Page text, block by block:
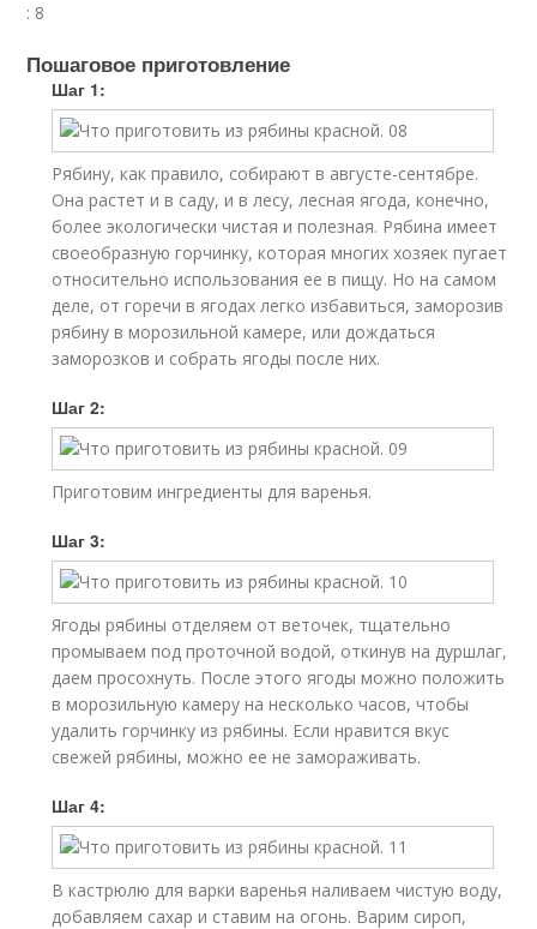
: 8
Пошаговое приготовление
Шаг 1:
Рябину, как правило, собирают в августе-сентябре.
Она растет и в саду, и в лесу, лесная ягода, конечно,
более экологически чистая и полезная. Рябина имеет
своеобразную горчинку, которая многих хозяек пугает
относительно использования ее в пищу. Но на самом
деле, от горечи в ягодах легко избавиться, заморозив
рябину в морозильной камере, или дождаться
заморозков и собрать ягоды после них.
Шаг 2:
Приготовим ингредиенты для варенья.
Шаг 3:
Ягоды рябины отделяем от веточек, тщательно
промываем под проточной водой, откинув на дуршлаг,
даем просохнуть. После этого ягоды можно положить
в морозильную камеру на несколько часов, чтобы
удалить горчинку из рябины. Если нравится вкус
свежей рябины, можно ее не замораживать.
Шаг 4:
В кастрюлю для варки варенья наливаем чистую воду,
добавляем сахар и ставим на огонь. Варим сироп,